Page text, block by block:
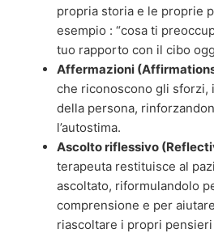
propria storia e le proprie
esempio : “cosa ti
tuo rapporto con il cibo
Affermazioni
che riconoscono gli sforzi,
della persona,
l’autostima.
Ascolto riflessivo
terapeuta restituisce al
ascoltato, riformulandolo
comprensione e per
riascoltare i propri pensieri